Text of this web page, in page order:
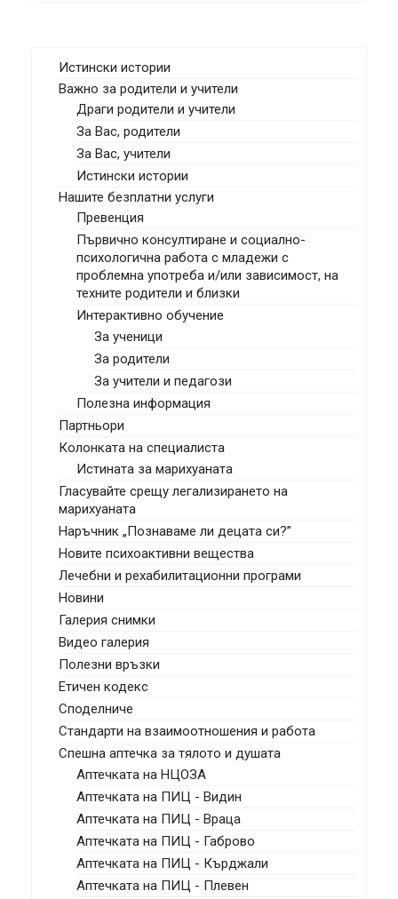
Истински истории
Важно за родители и учители
Драги родители и учители
За Вас, родители
За Вас, учители
Истински истории
Нашите безплатни услуги
Превенция
Първично консултиране и социално-
психологична работа с младежи с
проблемна употреба и/или зависимост, на
техните родители и близки
Интерактивно обучение
За ученици
За родители
За учители и педагози
Полезна информация
Партньори
Колонката на специалиста
Истината за марихуаната
Гласувайте срещу легализирането на
марихуаната
Наръчник „Познаваме ли децата си?”
Новите психоактивни вещества
Лечебни и рехабилитационни програми
Новини
Галерия снимки
Видео галерия
Полезни връзки
Етичен кодекс
Споделниче
Стандарти на взаимоотношения и работа
Спешна аптечка за тялото и душата
Аптечката на НЦОЗА
Аптечката на ПИЦ - Видин
Аптечката на ПИЦ - Враца
Аптечката на ПИЦ - Габрово
Аптечката на ПИЦ - Кърджали
Аптечката на ПИЦ - Плевен